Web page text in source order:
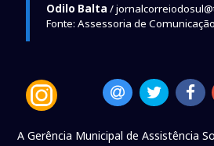
Odilo Balta /
Fonte: Assessoria de Comunicação
A Gerência Municipal de Assistência